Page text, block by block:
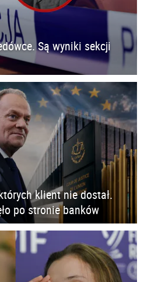
Są wyniki sekcji
klient nie dostał.
po stronie banków